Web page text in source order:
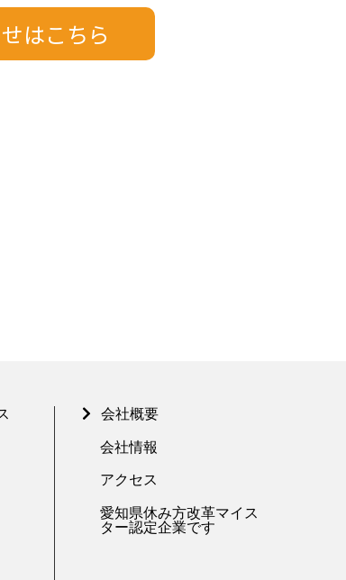
会社概要
会社情報
アクセス
愛知県休み方改革マイス
ター認定企業です